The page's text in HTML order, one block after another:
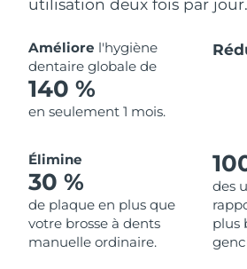
utilisation deux fois par jour.
Améliore l'hygiène
dentaire globale de
140 %
en seulement 1 mois.
Élimine
30 %
de plaque en plus que
votre brosse à dents
manuelle ordinaire.
des
plus